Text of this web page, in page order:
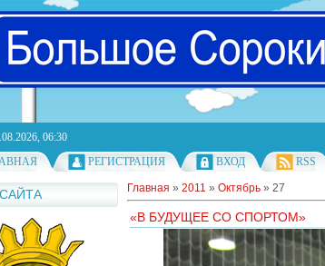
06:30
РЕГИСТРАЦИЯ ВХОД RSS
Главная » 2011 » Октябрь » 27
«В БУДУЩЕЕ СО СПОРТОМ»